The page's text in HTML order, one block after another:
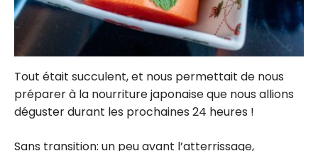
Tout était succulent, et nous permettait de nous
préparer à la nourriture japonaise que nous allions
déguster durant les prochaines 24 heures !
Sans transition: un peu avant l’atterrissage,